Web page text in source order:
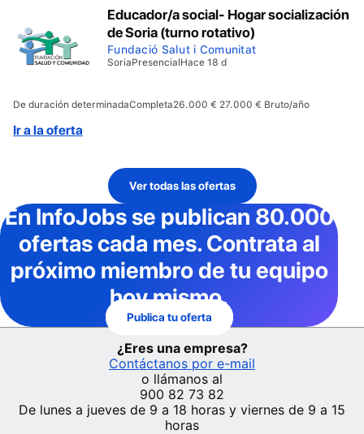
Educador/a social- Hogar socialización
de Soria (turno rotativo)
Fundació Salut i Comunitat
SoriaPresencialHace 18 d
De duración determinadaCompleta26.000 € 27.000 € Bruto/año
Ir a la oferta
Ver todas las ofertas
En InfoJobsse publican 80.000
ofertas cada mes. Contrata al
próximo miembro de tu equipo
hoy mismo.
Publica tu oferta
¿Eres una empresa?
Contáctanos por e-mail
o llámanos al
900 82 73 82
De lunes a jueves de 9 a 18 horas y viernes de 9 a 15
horas